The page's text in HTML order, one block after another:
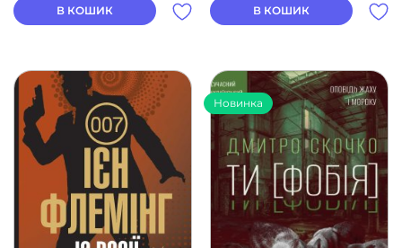
В КОШИК В КОШИК
Новинка